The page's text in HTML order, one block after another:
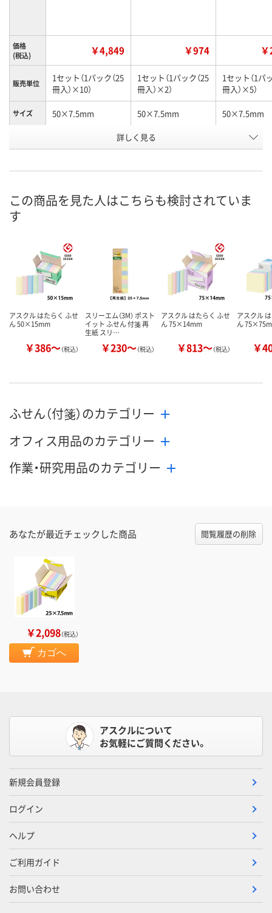
価格
(税込)
￥4,849 ￥974
販売単位
1セット（1パック（25
冊入）×10）
1セット（1パック（25
冊入）×2）
1セット（1パ
冊入）×5）
サイズ 50×7.5mm 50×7.5mm 50×7.5mm
AHK7914 AHK7918
8月10日（月）
カゴへ カゴへ
詳しく見る
この商品を見た人はこちらも検討されていま
す
アスクル はたらく ふせ
ん 50×15mm
￥386～（税込）
スリーエム（3M） ポスト
イット ふせん 付箋 再
生紙 スリ…
￥230～（税込）
アスクル はたらく ふせ
ん 75×14mm
￥813～（税込）
アスクル
ん
￥
ふせん（付箋）のカテゴリー
オフィス用品のカテゴリー
作業・研究用品のカテゴリー
あなたが最近チェックした商品 閲覧履歴の削除
￥2,098（税込）
カゴへ
アスクルについて
お気軽にご質問ください。
新規会員登録
ログイン
ヘルプ
ご利用ガイド
お問い合わせ